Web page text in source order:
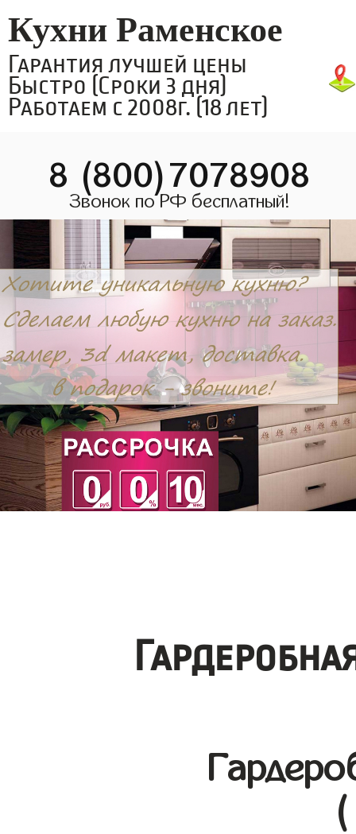
Кухни Раменское
Гарантия лучшей цены
Быстро (Сроки 3 дня)
Работаем с 2008г. (18 лет)
8 (800)7078908
Звонок по РФ бесплатный!